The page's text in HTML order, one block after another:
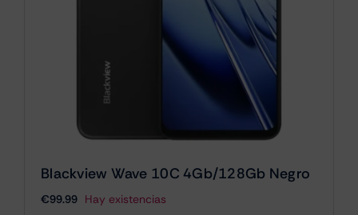
Blackview Wave 10C 4Gb/128Gb Negro
€99.99 Hay existencias